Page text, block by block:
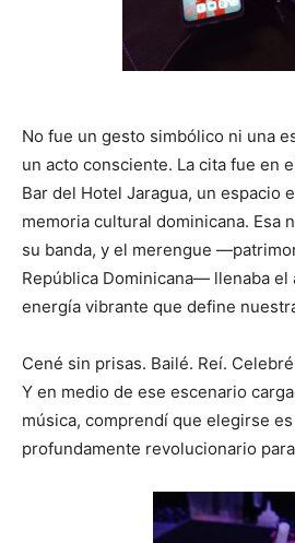
No fue un gesto simbólico ni una
un acto consciente. La cita fue en
Bar del Hotel Jaragua, un espacio
memoria cultural dominicana. Esa
su banda, y el merengue
República Dominicana— llenaba el
energía vibrante que define
Cené sin prisas. Bailé. Reí.
Y en medio de ese escenario
música, comprendí que elegirse
profundamente revolucionario